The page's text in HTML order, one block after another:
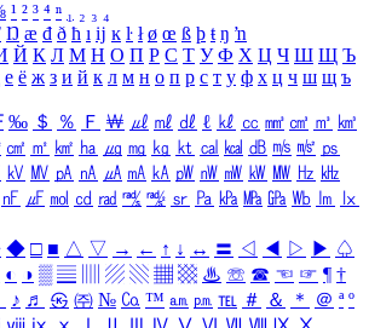
¹ ² ³ ⁴ ⁿ ₁ ₂ ₃ ₄
Ŋ æ đ ð ħ ı ĳ ĸ ŀ ł ø œ ß þ ŧ ŋ ŉ
Й К Л М Н О П Р С Т У Ф Х Ц Ч Ш Щ Ъ
е ё ж з и й к л м н о п р с т у ф х ц ч ш щ ъ
‰ ＄ ％ Ｆ ￦ ㎕ ㎖ ㎗ ℓ ㎘ ㏄ ㎣ ㎤ ㎥ ㎦
㎠ ㎡ ㎢ ㏊ ㎍ ㎎ ㎏ ㏏ ㎈ ㎉ ㏈ ㎧ ㎨ ㎰
㎸ ㎹ ㎀ ㎁ ㎂ ㎃ ㎄ ㎺ ㎻ ㎽ ㎾ ㎿ ㎐ ㎑
㎋ ㎌ ㏖ ㏅ ㎭ ㎮ ㎯ ㏛ ㎩ ㎪ ㎫ ㎬ ㏝ ㏐
㏓
◆ □ ■ △ ▽ → ← ↑ ↓ ↔ 〓 ◁ ◀ ▷ ▶ ♤
◐ ◑ ▒ ▤ ▨ ▧ ▦ ▩ ♨ ☏ ☎ ☜ ☞ ¶ †
♪ ♬ ㉿ ㈜ № ㏇ ™ ㏂ ㏘ ℡ ＃ ＆ ＊ ＠ ª º